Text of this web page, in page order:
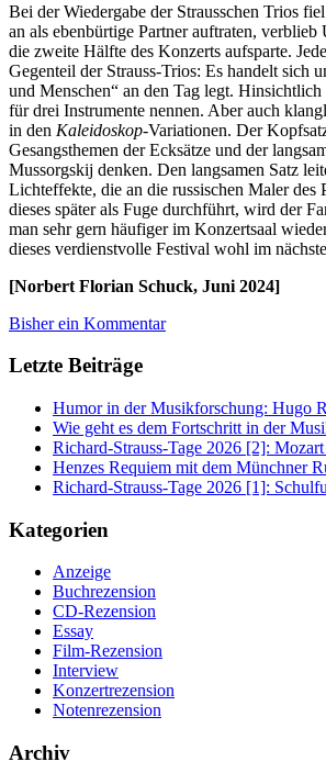
Bei der Wiedergabe der Strausschen Trios
an als ebenbürtige Partner auftraten,
die zweite Hälfte des Konzerts aufsparte.
Gegenteil der Strauss-Trios: Es handelt sich
und Menschen“ an den Tag legt.
für drei Instrumente nennen. Aber auch
in den Kaleidoskop-Variationen. Der
Gesangsthemen der Ecksätze und der
Mussorgskij denken. Den langsamen Satz
Lichteffekte, die an die russischen Maler des
dieses später als Fuge durchführt, wird der
man sehr gern häufiger im Konzertsaal
dieses verdienstvolle Festival wohl im
[Norbert Florian Schuck, Juni 2024]
Bisher ein Kommentar
Letzte Beiträge
Humor in der Musikforschung: Hugo
Wie geht es dem Fortschritt in der
Richard-Strauss-Tage 2026 [2]:
Henzes Requiem mit dem Münchner
Richard-Strauss-Tage 2026 [1]:
Kategorien
Anzeige
Buchrezension
CD-Rezension
Essay
Film-Rezension
Interview
Konzertrezension
Notenrezension
Archiv